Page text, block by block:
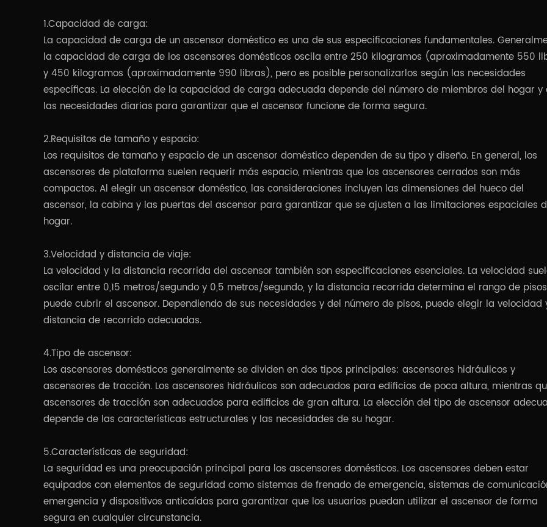
1.Capacidad de carga:
La capacidad de carga de un ascensor doméstico es una de sus especificaciones fundamentales.
la capacidad de carga de los ascensores domésticos oscila entre 250 kilogramos (aproximadamente 550
y 450 kilogramos (aproximadamente 990 libras), pero es posible personalizarlos según las necesidades
específicas. La elección de la capacidad de carga adecuada depende del número de miembros del hogar y
las necesidades diarias para garantizar que el ascensor funcione de forma segura.
2.Requisitos de tamaño y espacio:
Los requisitos de tamaño y espacio de un ascensor doméstico dependen de su tipo y diseño. En general, los
ascensores de plataforma suelen requerir más espacio, mientras que los ascensores cerrados son más
compactos. Al elegir un ascensor doméstico, las consideraciones incluyen las dimensiones del hueco del
ascensor, la cabina y las puertas del ascensor para garantizar que se ajusten a las limitaciones espaciales
hogar.
3.Velocidad y distancia de viaje:
La velocidad y la distancia recorrida del ascensor también son especificaciones esenciales. La velocidad
oscilar entre 0,15 metros/segundo y 0,5 metros/segundo, y la distancia recorrida determina el rango de
puede cubrir el ascensor. Dependiendo de sus necesidades y del número de pisos, puede elegir la velocidad
distancia de recorrido adecuadas.
4.Tipo de ascensor:
Los ascensores domésticos generalmente se dividen en dos tipos principales: ascensores hidráulicos y
ascensores de tracción. Los ascensores hidráulicos son adecuados para edificios de poca altura, mientras
ascensores de tracción son adecuados para edificios de gran altura. La elección del tipo de ascensor
depende de las características estructurales y las necesidades de su hogar.
5.Características de seguridad:
La seguridad es una preocupación principal para los ascensores domésticos. Los ascensores deben estar
equipados con elementos de seguridad como sistemas de frenado de emergencia, sistemas de
emergencia y dispositivos anticaídas para garantizar que los usuarios puedan utilizar el ascensor de forma
segura en cualquier circunstancia.